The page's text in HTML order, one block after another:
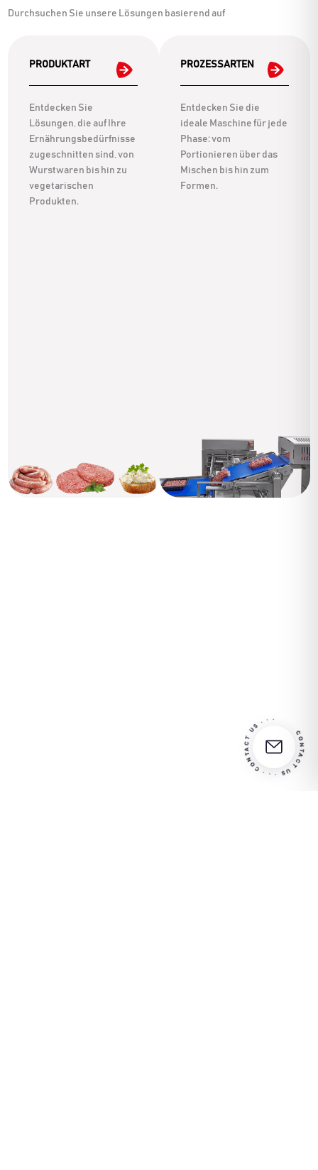
Durchsuchen Sie unsere Lösungen basierend auf
PRODUKTART
Entdecken Sie
Lösungen, die auf Ihre
Ernährungsbedürfnisse
zugeschnitten sind, von
Wurstwaren bis hin zu
vegetarischen
Produkten.
PROZESSARTEN
Entdecken Sie die
ideale Maschine für jede
Phase: vom
Portionieren über das
Mischen bis hin zum
Formen.
CONTACT US · · · CONTACT US · · ·